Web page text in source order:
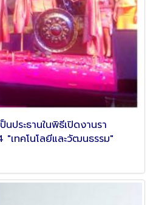
ประธานในพิธีเปิดงานรา
เทคโนโลยีและวัฒนธรรม"